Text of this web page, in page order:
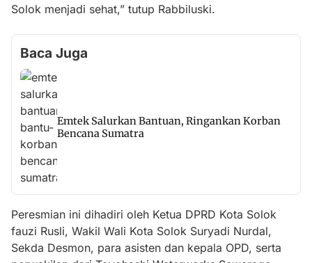
Solok menjadi sehat,” tutup Rabbiluski.
Baca Juga
Emtek Salurkan Bantuan, Ringankan Korban
Bencana Sumatra
Peresmian ini dihadiri oleh Ketua DPRD Kota Solok
fauzi Rusli, Wakil Wali Kota Solok Suryadi Nurdal,
Sekda Desmon, para asisten dan kepala OPD, serta